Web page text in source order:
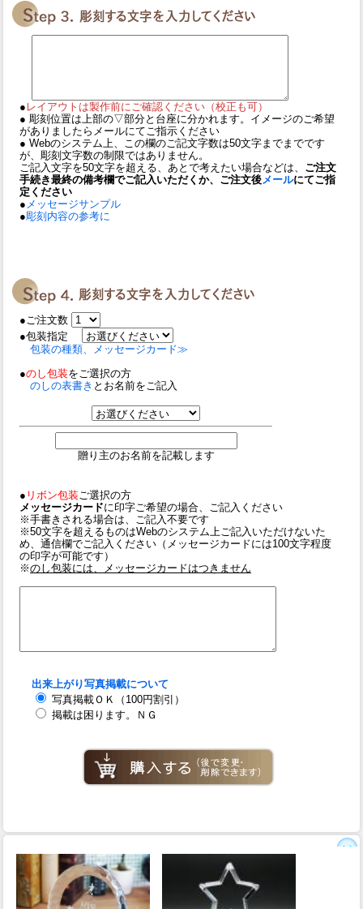
● レイアウトは製作前にご確認ください（校正も可）
● 彫刻位置は上部の▽部分と台座に分かれます。イメージのご希望
がありましたらメールにてご指示ください
● Webのシステム上、この欄のご記文字数は50文字までまでです
が、彫刻文字数の制限ではありません。
ご記入文字を50文字を超える、あとで考えたい場合などは、 ご注文
手続き最終の備考欄でご記入いただくか、ご注文後メールにてご指
定ください
● メッセージサンプル
●彫刻内容の参考に
●ご注文数
●包装指定
包装の種類、メッセージカード≫
●のし包装をご選択の方
のしの表書き とお名前をご記入
贈り主のお名前を記載します
● リボン包装 ご選択の方
メッセージカードに印字ご希望の場合、ご記入ください
※手書きされる場合は、ご記入不要です
※50文字を超えるものはWebのシステム上ご記入いただけないた
め、通信欄でご記入ください（メッセージカードには100文字程度
の印字が可能です）
※のし包装には、メッセージカードはつきません
出来上がり写真掲載について
写真掲載ＯＫ（100円割引）
掲載は困ります。ＮＧ